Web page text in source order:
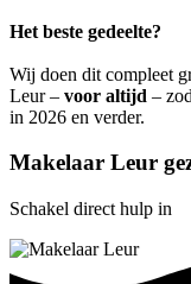
Het beste gedeelte?
Wij doen dit compleet
Leur – voor altijd –
in 2026 en verder.
Makelaar Leur
Schakel direct hulp in